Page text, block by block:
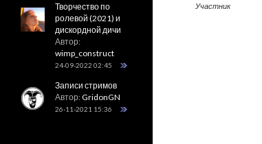
Участник
Творчество по
ролевой (2021) и
дискордной дичи
Автор:
wimp_construct
24-09-2022 02:45
Записи стримов
Автор:GridonGN
26-11-2021 15:36